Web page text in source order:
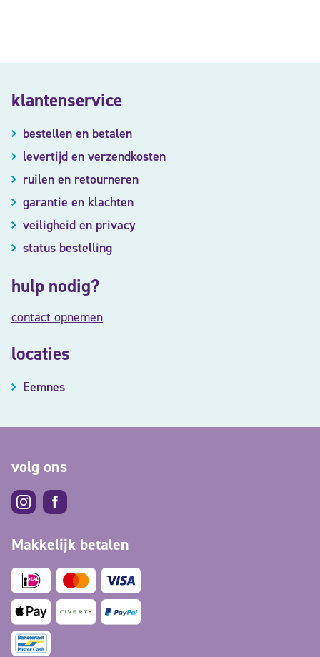
klantenservice
bestellen en betalen
levertijd en verzendkosten
ruilen en retourneren
garantie en klachten
veiligheid en privacy
status bestelling
hulp nodig?
contact opnemen
locaties
Eemnes
volg ons
Makkelijk betalen